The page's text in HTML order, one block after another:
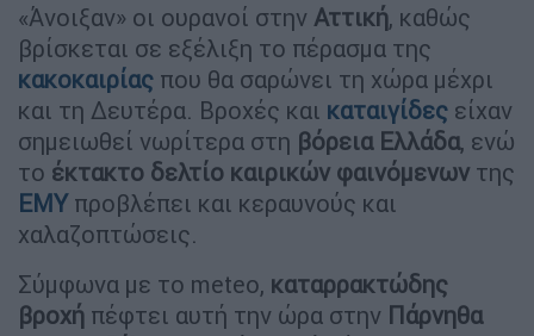
«Άνοιξαν» οι ουρανοί στην Αττική, καθώς
βρίσκεται σε εξέλιξη το πέρασμα της
κακοκαιρίας που θα σαρώνει τη χώρα μέχρι
και τη Δευτέρα. Βροχές και καταιγίδες είχαν
σημειωθεί νωρίτερα στη βόρεια Ελλάδα, ενώ
το έκτακτο δελτίο καιρικών φαινόμενων της
ΕΜΥπροβλέπει και κεραυνούς και
χαλαζοπτώσεις.
Σύμφωνα με το meteo, καταρρακτώδης
βροχή πέφτει αυτή την ώρα στην Πάρνηθα